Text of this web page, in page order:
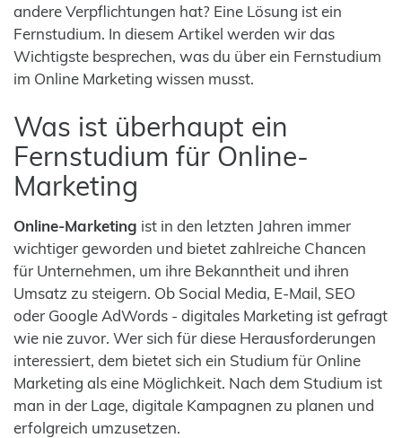
andere Verpflichtungen hat? Eine Lösung ist ein
Fernstudium. In diesem Artikel werden wir das
Wichtigste besprechen, was du über ein Fernstudium
im Online Marketing wissen musst.
Was ist überhaupt ein
Fernstudium für Online-
Marketing
Online-Marketing ist in den letzten Jahren immer
wichtiger geworden und bietet zahlreiche Chancen
für Unternehmen, um ihre Bekanntheit und ihren
Umsatz zu steigern. Ob Social Media, E-Mail, SEO
oder Google AdWords - digitales Marketing ist gefragt
wie nie zuvor. Wer sich für diese Herausforderungen
interessiert, dem bietet sich ein Studium für Online
Marketing als eine Möglichkeit. Nach dem Studium ist
man in der Lage, digitale Kampagnen zu planen und
erfolgreich umzusetzen.